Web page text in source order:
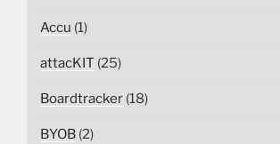
Accu (1)
attacKIT (25)
Boardtracker (18)
BYOB (2)